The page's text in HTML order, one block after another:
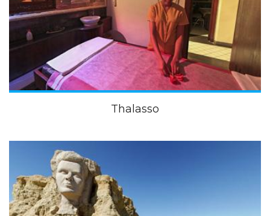
Thalasso